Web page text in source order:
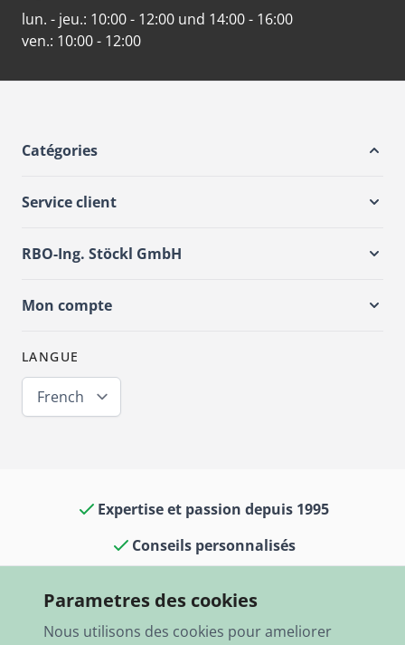
lun. - jeu.: 10:00 - 12:00 und 14:00 - 16:00
ven.: 10:00 - 12:00
Catégories
Service client
RBO-Ing. Stöckl GmbH
Mon compte
LANGUE
French
Expertise et passion depuis 1995
Conseils personnalisés
boutique et notre musée
13 000 articles en stock
Parametres des cookies
Nous utilisons des cookies pour ameliorer